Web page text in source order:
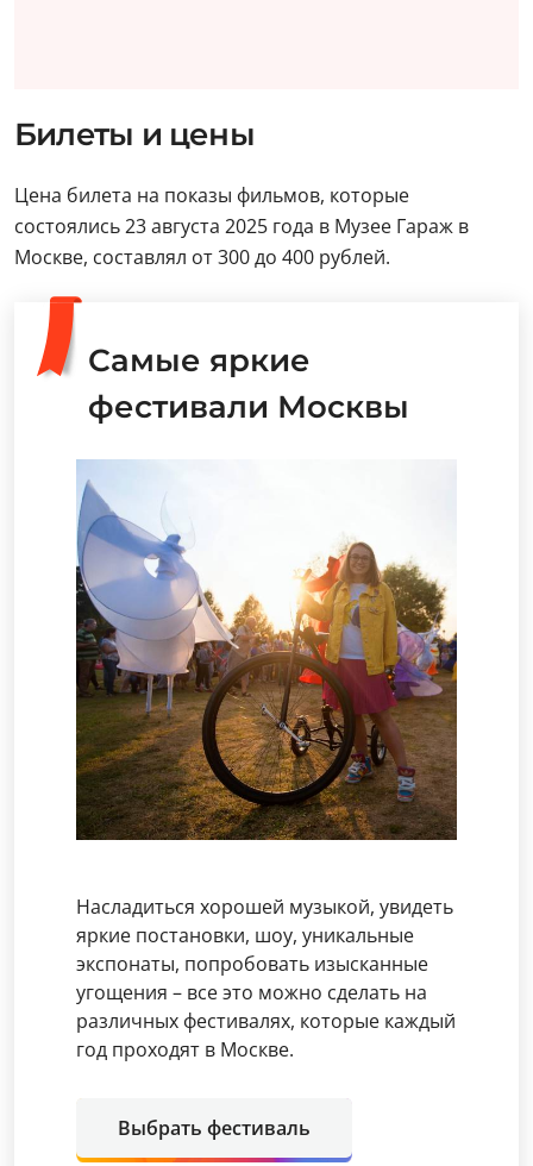
Билеты и цены
Цена билета на показы фильмов, которые
состоялись 23 августа 2025 года в Музее Гараж в
Москве, составлял от 300 до 400 рублей.
Самые яркие
фестивали Москвы
Насладиться хорошей музыкой, увидеть
яркие постановки, шоу, уникальные
экспонаты, попробовать изысканные
угощения – все это можно сделать на
различных фестивалях, которые каждый
год проходят в Москве.
Выбрать фестиваль